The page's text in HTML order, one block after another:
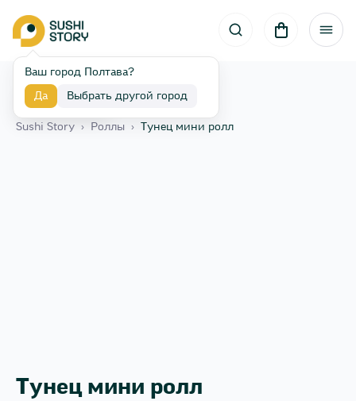
Ваш город Полтава?
Да Выбрать другой город
Назад
Sushi Story › Роллы › Тунец мини ролл
Тунец мини ролл